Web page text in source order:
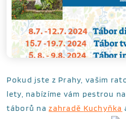
Pokud jste z Prahy, vašim
lety, nabízíme vám pestrou
táborů nazahradě Kuchyňka